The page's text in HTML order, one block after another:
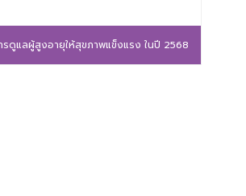
รดูแลผู้สูงอายุให้สุขภาพแข็งแรง ในปี 2568